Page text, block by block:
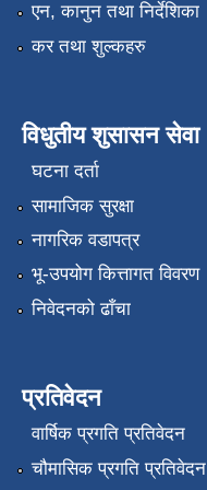
एन, कानुन तथा निर्देशिका
कर तथा शुल्कहरु
विधुतीय शुसासन सेवा
घटना दर्ता
सामाजिक सुरक्षा
नागरिक वडापत्र
भू-उपयोग कित्तागत विवरण
निवेदनको ढाँचा
प्रतिवेदन
वार्षिक प्रगति प्रतिवेदन
चौमासिक प्रगति प्रतिवेदन